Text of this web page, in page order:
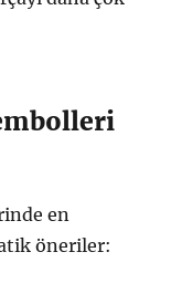
en
öneriler: